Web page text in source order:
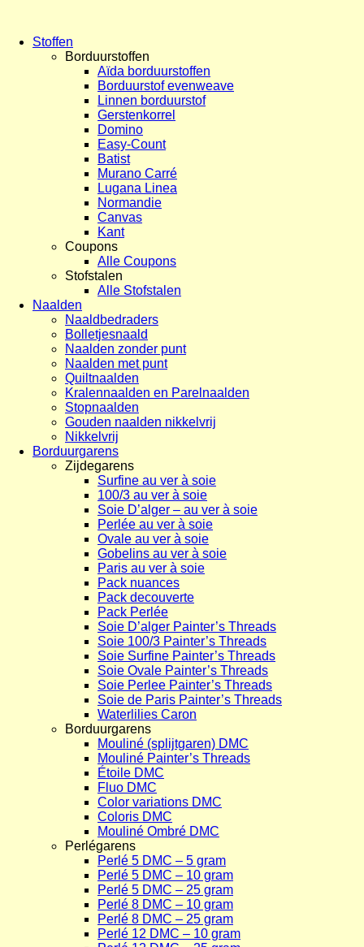
Stoffen
Borduurstoffen
Aïda borduurstoffen
Borduurstof evenweave
Linnen borduurstof
Gerstenkorrel
Domino
Easy-Count
Batist
Murano Carré
Lugana Linea
Normandie
Canvas
Kant
Coupons
Alle Coupons
Stofstalen
Alle Stofstalen
Naalden
Naaldbedraders
Bolletjesnaald
Naalden zonder punt
Naalden met punt
Quiltnaalden
Kralennaalden en Parelnaalden
Stopnaalden
Gouden naalden nikkelvrij
Nikkelvrij
Borduurgarens
Zijdegarens
Surfine au ver à soie
100/3 au ver à soie
Soie D’alger – au ver à soie
Perlée au ver à soie
Ovale au ver à soie
Gobelins au ver à soie
Paris au ver à soie
Pack nuances
Pack decouverte
Pack Perlée
Soie D’alger Painter’s Threads
Soie 100/3 Painter’s Threads
Soie Surfine Painter’s Threads
Soie Ovale Painter’s Threads
Soie Perlee Painter’s Threads
Soie de Paris Painter’s Threads
Waterlilies Caron
Borduurgarens
Mouliné (splijtgaren) DMC
Mouliné Painter’s Threads
Étoile DMC
Fluo DMC
Color variations DMC
Coloris DMC
Mouliné Ombré DMC
Perlégarens
Perlé 5 DMC – 5 gram
Perlé 5 DMC – 10 gram
Perlé 5 DMC – 25 gram
Perlé 8 DMC – 10 gram
Perlé 8 DMC – 25 gram
Perlé 12 DMC – 10 gram